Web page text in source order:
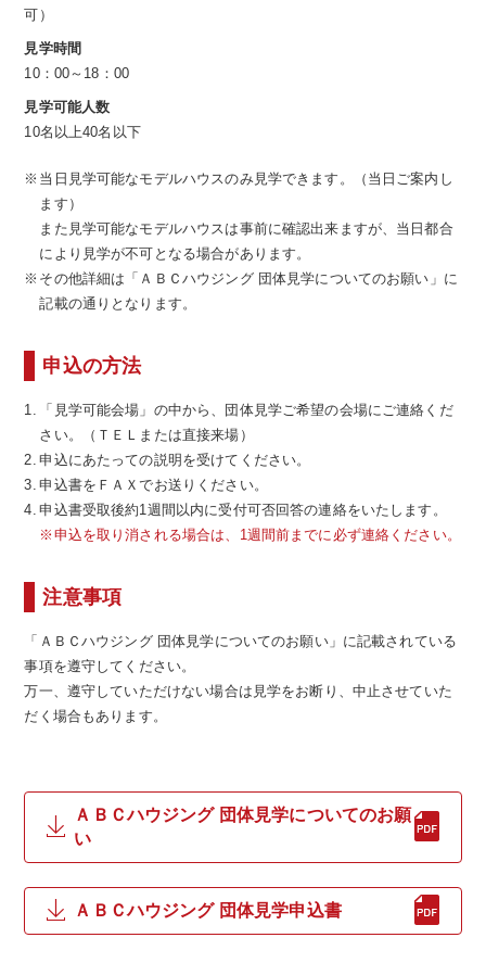
可）
見学時間
10：00～18：00
見学可能人数
10名以上40名以下
当日見学可能なモデルハウスのみ見学できます。（当日ご案内し
ます）
また見学可能なモデルハウスは事前に確認出来ますが、当日都合
により見学が不可となる場合があります。
その他詳細は「ＡＢＣハウジング 団体見学についてのお願い」に
記載の通りとなります。
申込の方法
「見学可能会場」の中から、団体見学ご希望の会場にご連絡くだ
さい。（ＴＥＬまたは直接来場）
申込にあたっての説明を受けてください。
申込書をＦＡＸでお送りください。
申込書受取後約1週間以内に受付可否回答の連絡をいたします。
※申込を取り消される場合は、1週間前までに必ず連絡ください。
注意事項
「ＡＢＣハウジング 団体見学についてのお願い」に記載されている
事項を遵守してください。
万一、遵守していただけない場合は見学をお断り、中止させていた
だく場合もあります。
ＡＢＣハウジング 団体見学についてのお願
い
ＡＢＣハウジング 団体見学申込書